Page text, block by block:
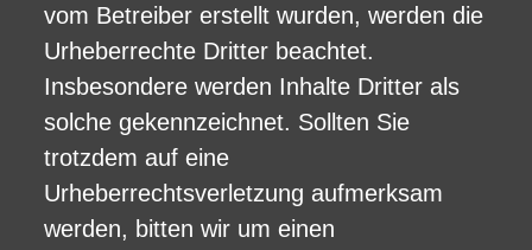
vom Betreiber erstellt wurden, werden die
Urheberrechte Dritter beachtet.
Insbesondere werden Inhalte Dritter als
solche gekennzeichnet. Sollten Sie
trotzdem auf eine
Urheberrechtsverletzung aufmerksam
werden, bitten wir um einen